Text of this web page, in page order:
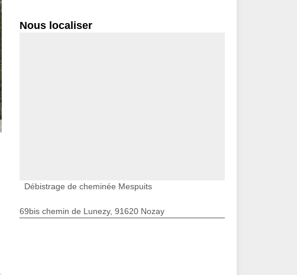
Nous localiser
Débistrage de cheminée Mespuits
69bis chemin de Lunezy, 91620 Nozay